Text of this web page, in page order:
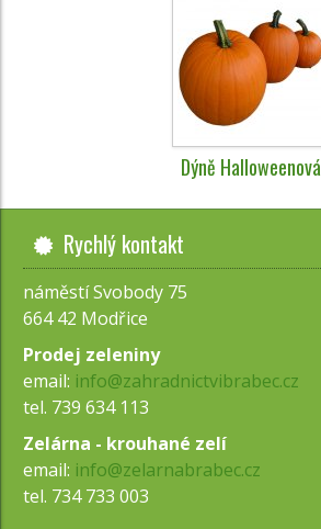
Dýně Halloweenová
Rychlý kontakt
náměstí Svobody 75
664 42 Modřice
Prodej zeleniny
email: info@zahradnictvibrabec.cz
tel. 739 634 113
Zelárna - krouhané zelí
email: info@zelarnabrabec.cz
tel. 734 733 003